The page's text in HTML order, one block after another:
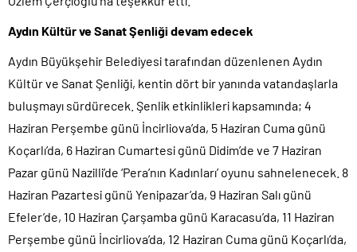
Aydın Kültür ve Sanat Şenliği devam edecek
Aydın Büyükşehir Belediyesi tarafından düzenlenen Aydın
Kültür ve Sanat Şenliği, kentin dört bir yanında vatandaşlarla
buluşmayı sürdürecek. Şenlik etkinlikleri kapsamında; 4
Haziran Perşembe günü İncirliova’da, 5 Haziran Cuma günü
Koçarlı’da, 6 Haziran Cumartesi günü Didim’de ve 7 Haziran
Pazar günü Nazilli’de ‘Pera’nın Kadınları’ oyunu sahnelenecek. 8
Haziran Pazartesi günü Yenipazar’da, 9 Haziran Salı günü
Efeler’de, 10 Haziran Çarşamba günü Karacasu’da, 11 Haziran
Perşembe günü İncirliova’da, 12 Haziran Cuma günü Koçarlı’da,